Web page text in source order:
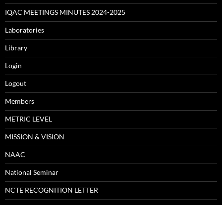
IQAC MEETINGS MINUTES 2024-2025
Laboratories
Library
Login
Logout
Members
METRIC LEVEL
MISSION & VISION
NAAC
National Seminar
NCTE RECOGNITION LETTER